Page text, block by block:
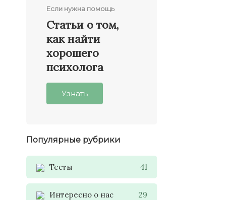
Если нужна помощь
Статьи о том,
как найти
хорошего
психолога
Узнать
Популярные рубрики
Тесты 41
Интересно о нас 29